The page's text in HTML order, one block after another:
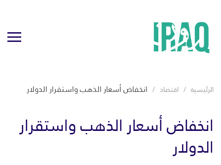
الرئيسية اقتصاد انخفاض أسعار الذهب واستقرار الدولار
انخفاض أسعار الذهب واستقرار
الدولار